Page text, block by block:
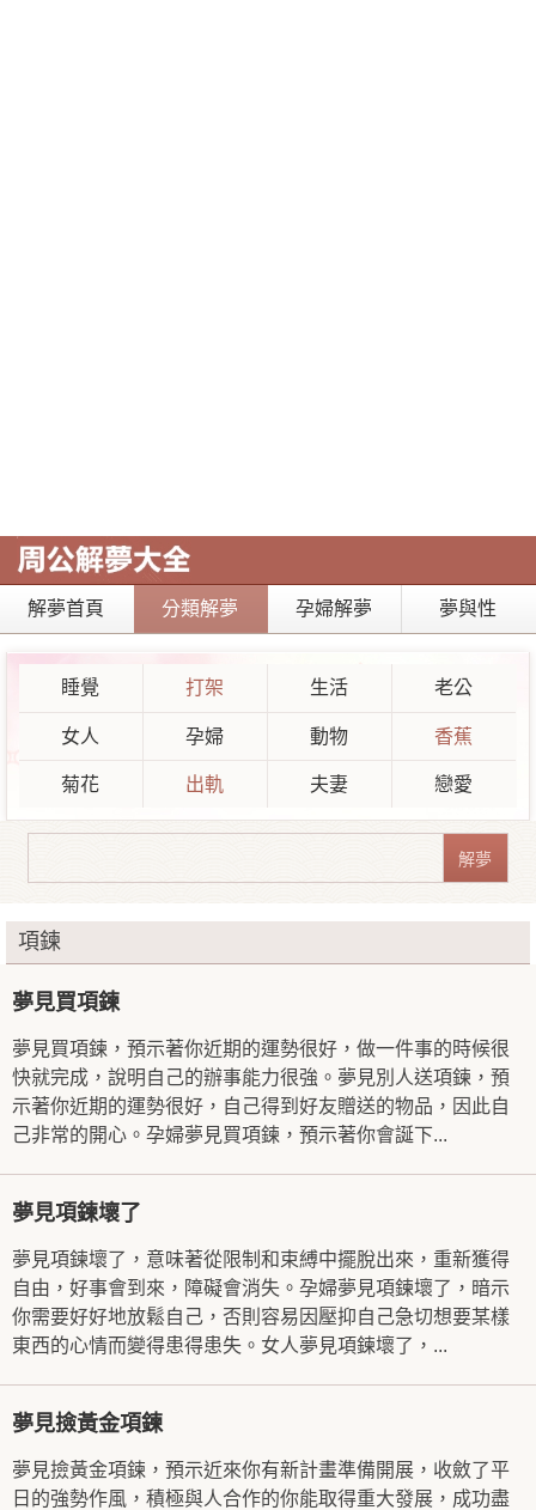
解夢首頁 分類解夢 孕婦解夢 夢與性
睡覺 打架 生活 老公
女人 孕婦 動物 香蕉
菊花 出軌 夫妻 戀愛
項鍊
夢見買項鍊
夢見買項鍊，預示著你近期的運勢很好，做一件事的時候很
快就完成，說明自己的辦事能力很強。夢見別人送項鍊，預
示著你近期的運勢很好，自己得到好友贈送的物品，因此自
己非常的開心。孕婦夢見買項鍊，預示著你會誕下...
夢見項鍊壞了
夢見項鍊壞了，意味著從限制和束縛中擺脫出來，重新獲得
自由，好事會到來，障礙會消失。孕婦夢見項鍊壞了，暗示
你需要好好地放鬆自己，否則容易因壓抑自己急切想要某樣
東西的心情而變得患得患失。女人夢見項鍊壞了，...
夢見撿黃金項鍊
夢見撿黃金項鍊，預示近來你有新計畫準備開展，收斂了平
日的強勢作風，積極與人合作的你能取得重大發展，成功盡